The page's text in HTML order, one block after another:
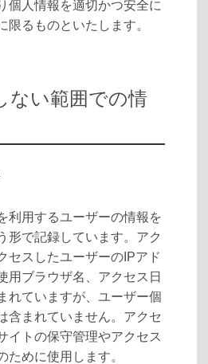
個人情報を適切かつ安全に
限るものといたします。
ない範囲での情
利用するユーザーの情報を
形で記録しています。アク
セスしたユーザーのIPアド
用ブラウザ名、アクセス日
れていますが、ユーザー個
含まれていません。アクセ
イトの保守管理やアクセス
ために使用します。